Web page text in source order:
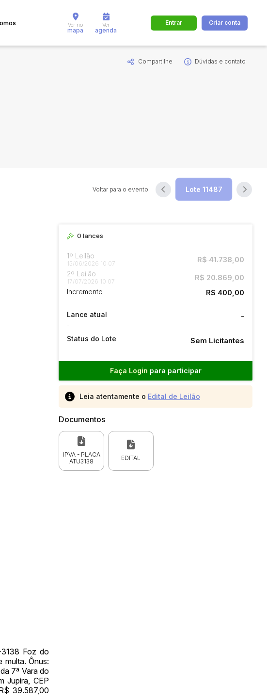
Cidade
Ver no
mapa
Ver
agenda
Entrar Criar conta
Compartilhe Dúvidas e contato
Voltar para o evento
0 lances
1º Leilão
15/06/2026 10:07 R$ 41.738,00
2º Leilão
17/07/2026 10:07 R$ 20.869,00
Incremento R$ 400,00
Lance atual
-
-
Status do Lote Sem Licitantes
Faça Login para participar
Leia atentamente o Edital de Leilão
Documentos
IPVA - PLACA
ATU3138
EDITAL
Foz do
multa. Ônus:
7ª Vara do
Jupira, CEP
39.587,00
(Art. 895, CPC)